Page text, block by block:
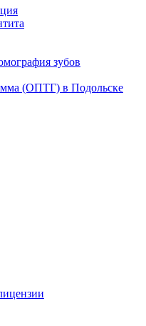
зубов
(ОПТГ) в Подольске